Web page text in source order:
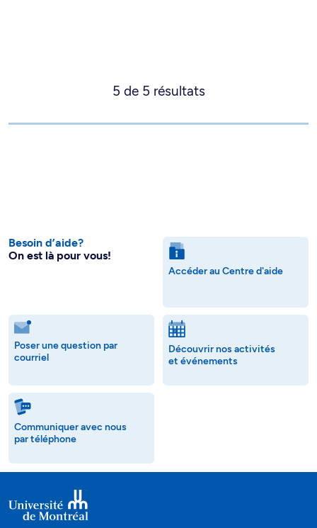
5 de 5 résultats
Besoin d’aide?
On est là pour vous!
Accéder au Centre d'aide
Poser une question par
courriel
Découvrir nos activités
et événements
Communiquer avec nous
par téléphone